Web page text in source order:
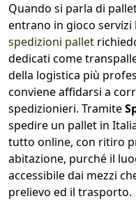
Quando si parla di
entrano in gioco
spedizioni pallet
dedicati come
della logistica più
conviene affidarsi a
spedizionieri. Tramite
spedire un pallet in
tutto online, con ritiro
abitazione, purché il
accessibile dai mezzi
prelievo ed il trasporto.